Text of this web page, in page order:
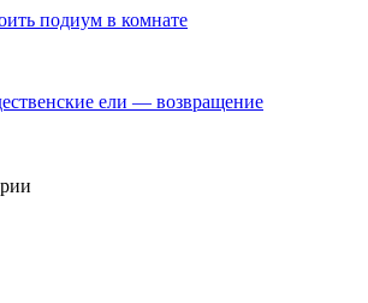
подиум в комнате
ели — возвращение